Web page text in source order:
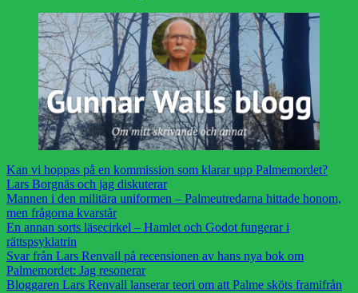
Kan vi hoppas på en kommission som klarar upp Palmemordet?
Lars Borgnäs och jag diskuterar
Mannen i den militära uniformen – Palmeutredarna hittade honom,
men frågorna kvarstår
En annan sorts läsecirkel – Hamlet och Godot fungerar i
rättspsykiatrin
Svar från Lars Renvall på recensionen av hans nya bok om
Palmemordet: Jag resonerar
Bloggaren Lars Renvall lanserar teori om att Palme sköts framifrån